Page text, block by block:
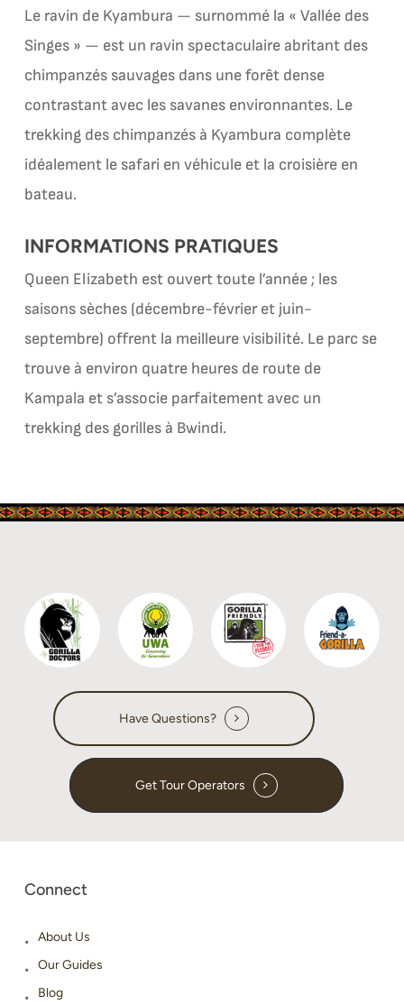
Le ravin de Kyambura — surnommé la « Vallée des
Singes » — est un ravin spectaculaire abritant des
chimpanzés sauvages dans une forêt dense
contrastant avec les savanes environnantes. Le
trekking des chimpanzés à Kyambura complète
idéalement le safari en véhicule et la croisière en
bateau.
INFORMATIONS PRATIQUES
Queen Elizabeth est ouvert toute l’année ; les
saisons sèches (décembre-février et juin-
septembre) offrent la meilleure visibilité. Le parc se
trouve à environ quatre heures de route de
Kampala et s’associe parfaitement avec un
trekking des gorilles à Bwindi.
Have Questions?
Get Tour Operators
Connect
About Us
Our Guides
Blog